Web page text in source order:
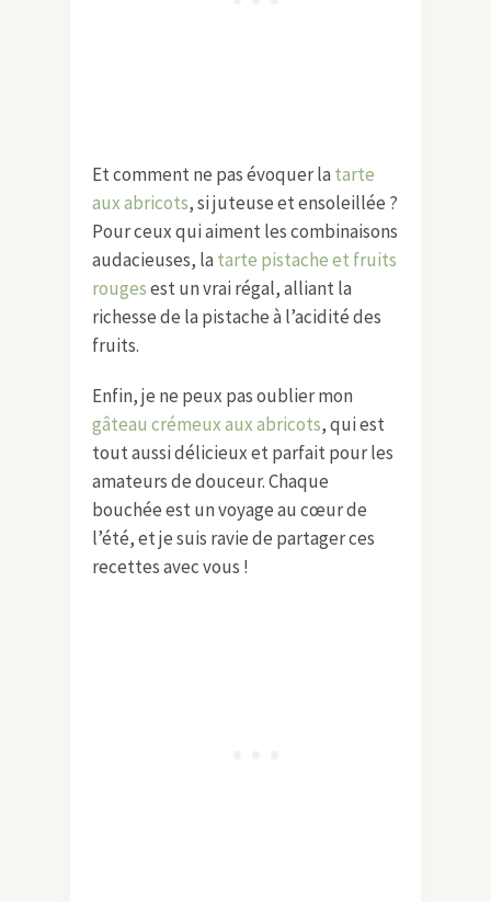
Et comment ne pas évoquer la tarte
aux abricots, si juteuse et ensoleillée ?
Pour ceux qui aiment les combinaisons
audacieuses, la tarte pistache et fruits
rougesest un vrai régal, alliant la
richesse de la pistache à l’acidité des
fruits.
Enfin, je ne peux pas oublier mon
gâteau crémeux aux abricots, qui est
tout aussi délicieux et parfait pour les
amateurs de douceur. Chaque
bouchée est un voyage au cœur de
l’été, et je suis ravie de partager ces
recettes avec vous !